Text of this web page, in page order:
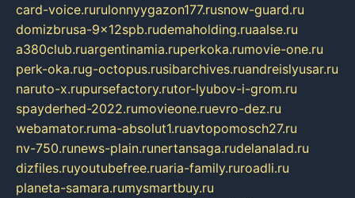
card-voice.rurulonnyygazon177.rusnow-guard.ru
domizbrusa-9x12spb.rudemaholding.ruaalse.ru
a380club.ruargentinamia.ruperkoka.rumovie-one.ru
perk-oka.rug-octopus.rusibarchives.ruandreislyusar.ru
naruto-x.rupursefactory.rutor-lyubov-i-grom.ru
spayderhed-2022.rumovieone.ruevro-dez.ru
webamator.ruma-absolut1.ruavtopomosch27.ru
nv-750.runews-plain.runertansaga.rudelanalad.ru
dizfiles.ruyoutubefree.ruaria-family.ruroadli.ru
planeta-samara.rumysmartbuy.ru